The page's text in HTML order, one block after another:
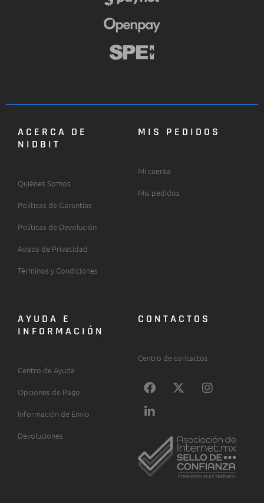
ACERCA DE
NIDBIT
Quiénes Somos
Políticas de Garantías
Políticas de Devolución
Avisos de Privacidad
Términos y Condiciones
MIS PEDIDOS
Mi cuenta
Mis pedidos
AYUDA E
INFORMACIÓN
Centro de Ayuda
Opciones de Pago
Información de Envío
Devoluciones
CONTACTOS
Centro de contactos
F
a
e
o
k
X
-
t
t
e
r
I
n
g
r
a
m
L
i
k
i
n
-